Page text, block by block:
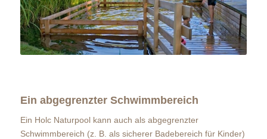
Ein abgegrenzter Schwimmbereich
Ein Holc Naturpool kann auch als abgegrenzter
Schwimmbereich (z. B. als sicherer Badebereich für Kinder)